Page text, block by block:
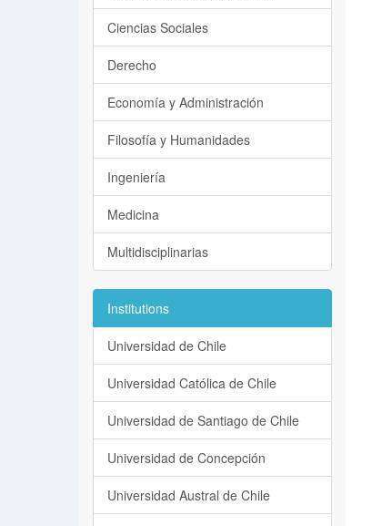
Ciencias Sociales
Derecho
Economía y Administración
Filosofía y Humanidades
Ingeniería
Medicina
Multidisciplinarias
Institutions
Universidad de Chile
Universidad Católica de Chile
Universidad de Santiago de Chile
Universidad de Concepción
Universidad Austral de Chile